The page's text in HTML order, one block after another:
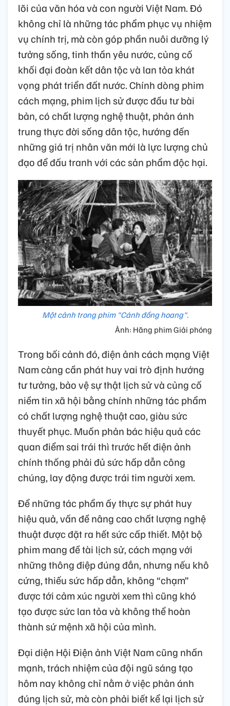
lõi của văn hóa và con người Việt Nam. Đó
không chỉ là những tác phẩm phục vụ nhiệm
vụ chính trị, mà còn góp phần nuôi dưỡng lý
tưởng sống, tinh thần yêu nước, củng cố
khối đại đoàn kết dân tộc và lan tỏa khát
vọng phát triển đất nước. Chính dòng phim
cách mạng, phim lịch sử được đầu tư bài
bản, có chất lượng nghệ thuật, phản ánh
trung thực đời sống dân tộc, hướng đến
những giá trị nhân văn mới là lực lượng chủ
đạo để đấu tranh với các sản phẩm độc hại.
Một cảnh trong phim "Cánh đồng hoang".
Ảnh: Hãng phim Giải phóng
Trong bối cảnh đó, điện ảnh cách mạng Việt
Nam càng cần phát huy vai trò định hướng
tư tưởng, bảo vệ sự thật lịch sử và củng cố
niềm tin xã hội bằng chính những tác phẩm
có chất lượng nghệ thuật cao, giàu sức
thuyết phục. Muốn phản bác hiệu quả các
quan điểm sai trái thì trước hết điện ảnh
chính thống phải đủ sức hấp dẫn công
chúng, lay động được trái tim người xem.
Để những tác phẩm ấy thực sự phát huy
hiệu quả, vấn đề nâng cao chất lượng nghệ
thuật được đặt ra hết sức cấp thiết. Một bộ
phim mang đề tài lịch sử, cách mạng với
những thông điệp đúng đắn, nhưng nếu khô
cứng, thiếu sức hấp dẫn, không “chạm”
được tới cảm xúc người xem thì cũng khó
tạo được sức lan tỏa và không thể hoàn
thành sứ mệnh xã hội của mình.
Đại diện Hội Điện ảnh Việt Nam cũng nhấn
mạnh, trách nhiệm của đội ngũ sáng tạo
hôm nay không chỉ nằm ở việc phản ánh
đúng lịch sử, mà còn phải biết kể lại lịch sử